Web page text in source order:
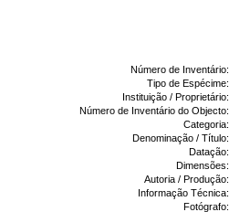
Número de Inventário:
Tipo de Espécime:
Instituição / Proprietário:
Número de Inventário do Objecto:
Categoria:
Denominação / Título:
Datação:
Dimensões:
Autoria / Produção:
Informação Técnica:
Fotógrafo: